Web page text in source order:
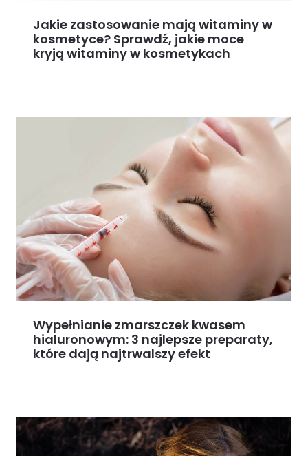
Jakie zastosowanie mają witaminy w
kosmetyce? Sprawdź, jakie moce
kryją witaminy w kosmetykach
Wypełnianie zmarszczek kwasem
hialuronowym: 3 najlepsze preparaty,
które dają najtrwalszy efekt